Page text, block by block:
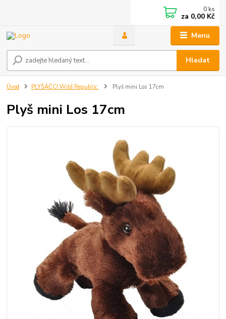
Menu
Hledat
0 ks
za 0,00 Kč
Úvod PLYŠÁČCI Wild Republic Plyš mini Los 17cm
Plyš mini Los 17cm